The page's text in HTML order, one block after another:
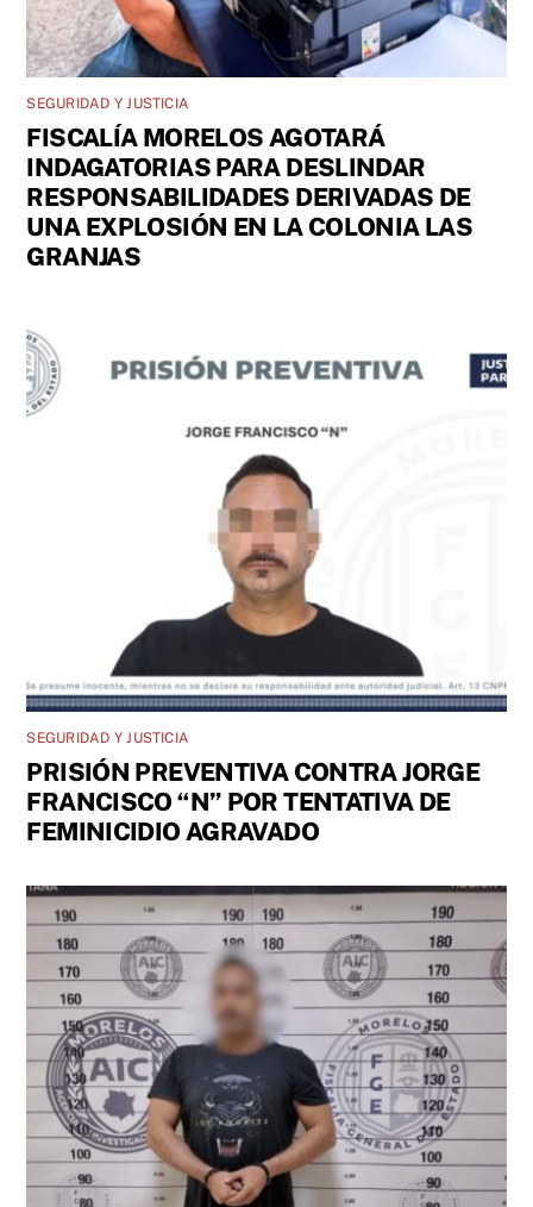
SEGURIDAD Y JUSTICIA
FISCALÍA MORELOS AGOTARÁ
INDAGATORIAS PARA DESLINDAR
RESPONSABILIDADES DERIVADAS DE
UNA EXPLOSIÓN EN LA COLONIA LAS
GRANJAS
SEGURIDAD Y JUSTICIA
PRISIÓN PREVENTIVA CONTRA JORGE
FRANCISCO “N” POR TENTATIVA DE
FEMINICIDIO AGRAVADO